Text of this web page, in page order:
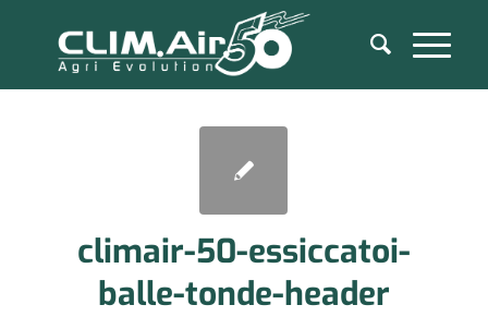
climair-50-essiccatoi-
balle-tonde-header